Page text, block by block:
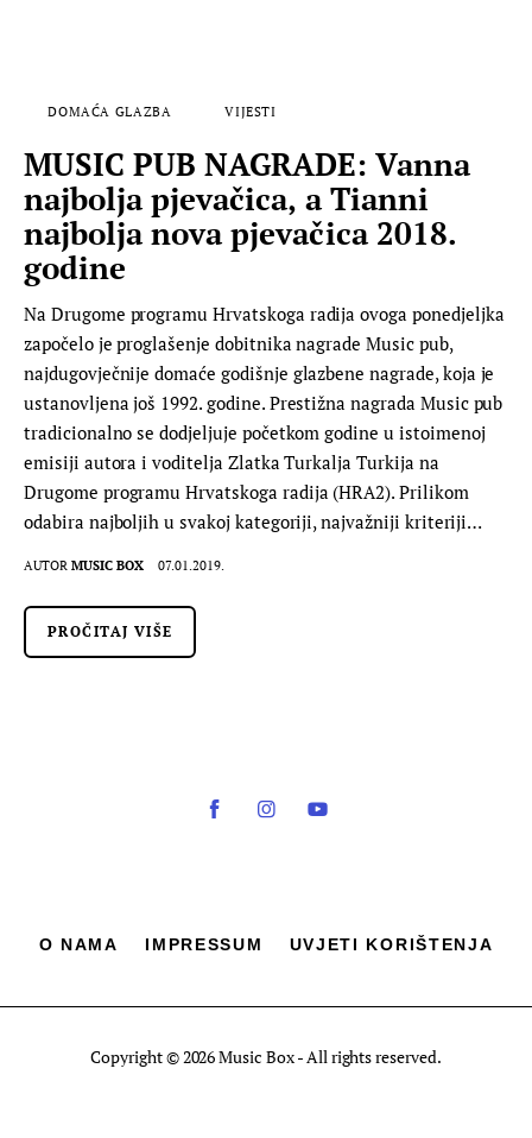
DOMAĆA GLAZBA VIJESTI
MUSIC PUB NAGRADE: Vanna
najbolja pjevačica, a Tianni
najbolja nova pjevačica 2018.
godine
Na Drugome programu Hrvatskoga radija ovoga ponedjeljka
započelo je proglašenje dobitnika nagrade Music pub,
najdugovječnije domaće godišnje glazbene nagrade, koja je
ustanovljena još 1992. godine. Prestižna nagrada Music pub
tradicionalno se dodjeljuje početkom godine u istoimenoj
emisiji autora i voditelja Zlatka Turkalja Turkija na
Drugome programu Hrvatskoga radija (HRA2). Prilikom
odabira najboljih u svakoj kategoriji, najvažniji kriteriji…
AUTOR MUSIC BOX 07.01.2019.
PROČITAJ VIŠE
O NAMA IMPRESSUM UVJETI KORIŠTENJA
Copyright © 2026 Music Box - All rights reserved.